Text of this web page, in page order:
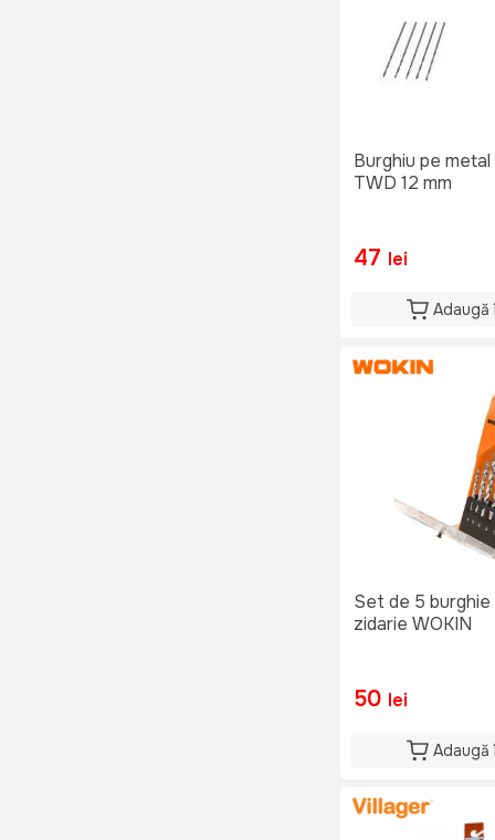
Burghiu pe
TWD 12 mm
47 lei
Adaugă
Set de 5
zidarie WOKIN
50 lei
Adaugă